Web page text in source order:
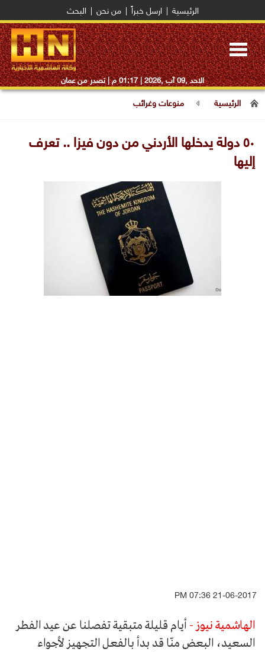
الرئيسية ارسل خبراً من نحن البحث
Toggle
navigation
الاحد ,09 آب ,2026 | 01:17 م | تصدر من عمان
الرئيسية منوعات وغرائب
٥٠ دولة يدخلها الأردني من دون فيزا .. تعرف
إليها
21-06-2017 07:36 PM
الهاشمية نيوز - أيام قليلة متبقية تفصلنا عن عيد الفطر
السعيد، البعض منّا قد بدأ بالفعل التجهيز لأجواء